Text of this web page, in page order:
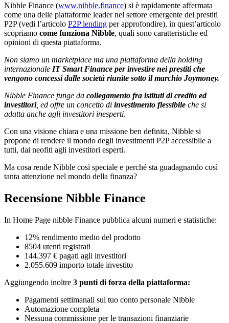
Nibble Finance (www.nibble.finance) si è rapidamente affermata
come una delle piattaforme leader nel settore emergente dei prestiti
P2P (vedi l’articolo P2P lending per approfondire), in quest’articolo
scopriamo come funziona Nibble, quali sono caratteristiche ed
opinioni di questa piattaforma.
Non siamo un marketplace ma una piattaforma della holding
internazionale IT Smart Finance per investire nei prestiti che
vengono concessi dalle società riunite sotto il marchio Joymoney.
Nibble Finance funge da collegamento fra istituti di credito ed
investitori, ed offre un concetto di investimento flessibile che si
adatta anche agli investitori inesperti.
Con una visione chiara e una missione ben definita, Nibble si
propone di rendere il mondo degli investimenti P2P accessibile a
tutti, dai neofiti agli investitori esperti.
Ma cosa rende Nibble così speciale e perché sta guadagnando così
tanta attenzione nel mondo della finanza?
Recensione Nibble Finance
In Home Page nibble Finance pubblica alcuni numeri e statistiche:
12% rendimento medio del prodotto
8504 utenti registrati
144.397 € pagati agli investitori
2.055.609 importo totale investito
Aggiungendo inoltre 3 punti di forza della piattaforma:
Pagamenti settimanali sul tuo conto personale Nibble
Automazione completa
Nessuna commissione per le transazioni finanziarie